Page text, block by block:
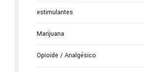
estimulantes
Marijuana
Opioide / Analgésico